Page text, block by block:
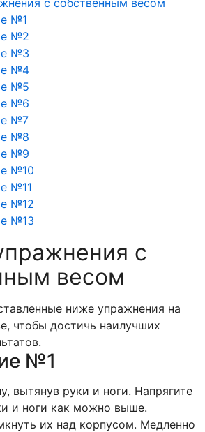
с собственным весом
№1
№2
№3
№4
№5
№6
№7
№8
№9
№10
№11
№12
№13
с
весом
ниже упражнения на
чтобы достичь наилучших
№1
вытянув руки и ноги. Напрягите
и ноги как можно выше.
их над корпусом. Медленно